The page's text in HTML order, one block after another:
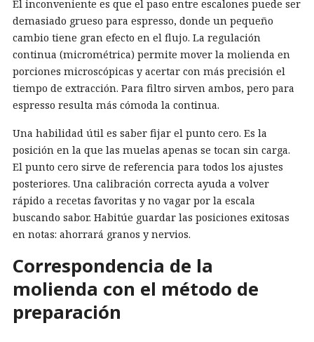
El inconveniente es que el paso entre escalones puede ser
demasiado grueso para espresso, donde un pequeño
cambio tiene gran efecto en el flujo. La regulación
continua (micrométrica) permite mover la molienda en
porciones microscópicas y acertar con más precisión el
tiempo de extracción. Para filtro sirven ambos, pero para
espresso resulta más cómoda la continua.
Una habilidad útil es saber fijar el punto cero. Es la
posición en la que las muelas apenas se tocan sin carga.
El punto cero sirve de referencia para todos los ajustes
posteriores. Una calibración correcta ayuda a volver
rápido a recetas favoritas y no vagar por la escala
buscando sabor. Habitúe guardar las posiciones exitosas
en notas: ahorrará granos y nervios.
Correspondencia de la
molienda con el método de
preparación